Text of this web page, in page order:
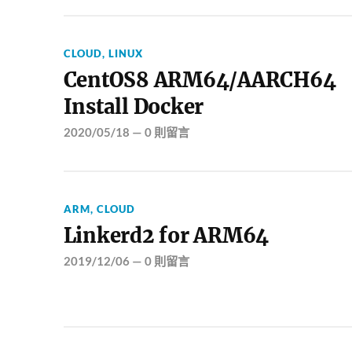
CLOUD, LINUX
CentOS8 ARM64/AARCH64
Install Docker
2020/05/18 — 0 則留言
ARM, CLOUD
Linkerd2 for ARM64
2019/12/06— 0 則留言